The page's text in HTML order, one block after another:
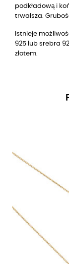
podkładową i
trwalsza.
Istnieje
925 lub srebra
złotem.